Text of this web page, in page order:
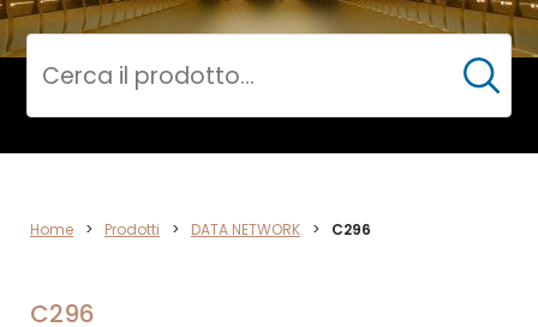
DATA
Cerca
Home > Prodotti > DATA NETWORK > C296
C296